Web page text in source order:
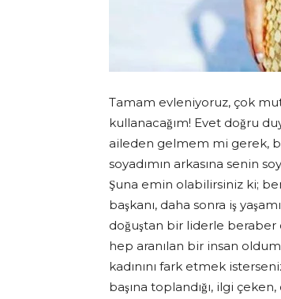
Tamam evleniyoruz, çok
kullanacağım! Evet doğru
aileden gelmem mi gerek,
soyadımın arkasına senin
Şuna emin olabilirsiniz ki;
başkanı, daha sonra iş
doğuştan bir liderle beraber
hep aranılan bir insan
kadınını fark etmek
başına toplandığı, ilgi